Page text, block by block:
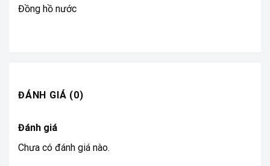
Đồng hồ nước
ĐÁNH GIÁ (0)
Đánh giá
Chưa có đánh giá nào.